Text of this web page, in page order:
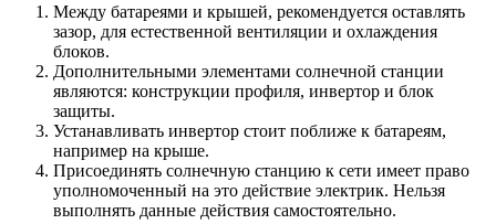
Между батареями и крышей, рекомендуется оставлять
зазор, для естественной вентиляции и охлаждения
блоков.
Дополнительными элементами солнечной станции
являются: конструкции профиля, инвертор и блок
защиты.
Устанавливать инвертор стоит поближе к батареям,
например на крыше.
Присоединять солнечную станцию к сети имеет право
уполномоченный на это действие электрик. Нельзя
выполнять данные действия самостоятельно.